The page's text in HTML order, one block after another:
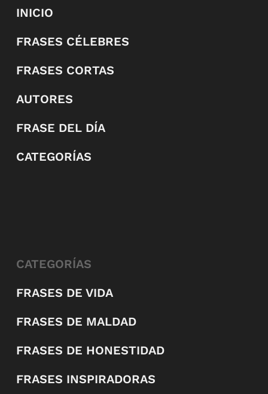
INICIO
FRASES CÉLEBRES
FRASES CORTAS
AUTORES
FRASE DEL DÍA
CATEGORÍAS
CATEGORÍAS
FRASES DE VIDA
FRASES DE MALDAD
FRASES DE HONESTIDAD
FRASES INSPIRADORAS